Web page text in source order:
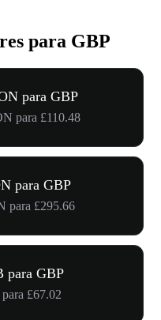
para GBP
para GBP
para £110.48
para GBP
para £295.66
para GBP
£67.02